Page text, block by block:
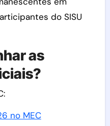
do SISU
as
no MEC